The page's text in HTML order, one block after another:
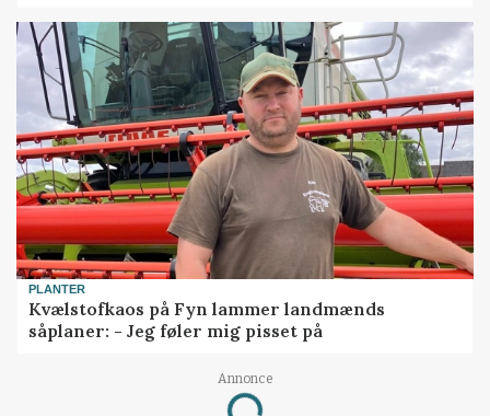
PLANTER
Kvælstofkaos på Fyn lammer landmænds
såplaner: - Jeg føler mig pisset på
Annonce